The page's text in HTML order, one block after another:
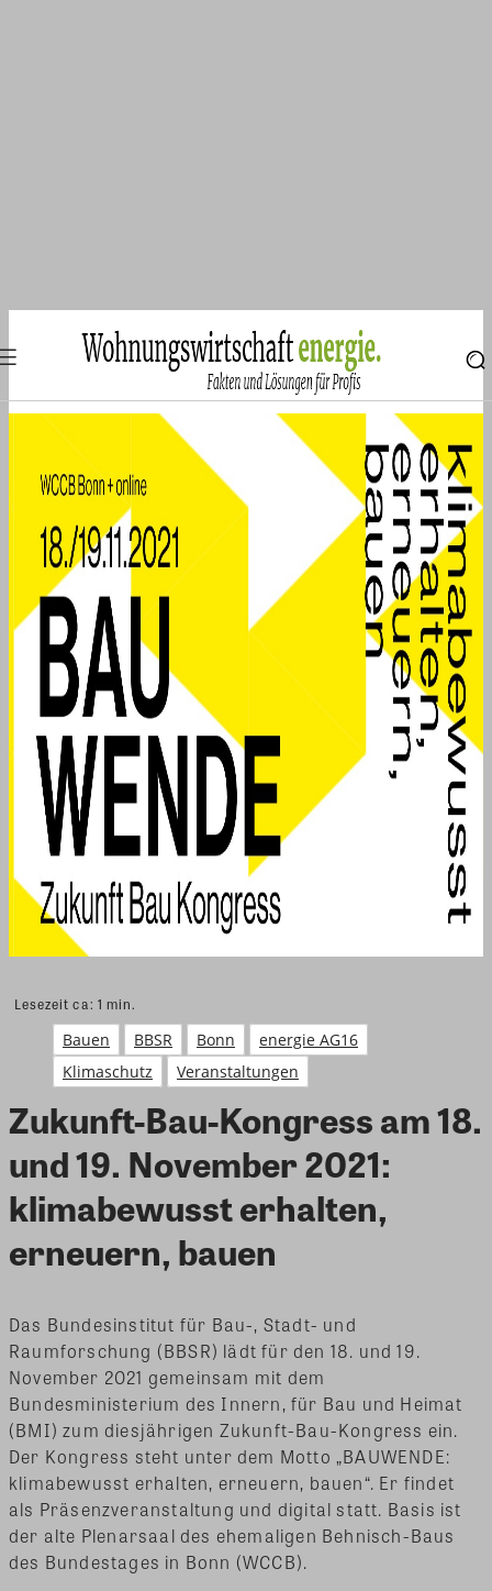
Lesezeit ca: 1 min.
Bauen BBSR Bonn
energie AG16
Klimaschutz
Veranstaltungen
Zukunft-Bau-Kongress am 18.
und 19. November 2021:
klimabewusst erhalten,
erneuern, bauen
Das Bundesinstitut für Bau-, Stadt- und
Raumforschung (BBSR) lädt für den 18. und 19.
November 2021 gemeinsam mit dem
Bundesministerium des Innern, für Bau und Heimat
(BMI) zum diesjährigen Zukunft-Bau-Kongress ein.
Der Kongress steht unter dem Motto „BAUWENDE:
klimabewusst erhalten, erneuern, bauen“. Er findet
als Präsenzveranstaltung und digital statt. Basis ist
der alte Plenarsaal des ehemaligen Behnisch-Baus
des Bundestages in Bonn (WCCB).